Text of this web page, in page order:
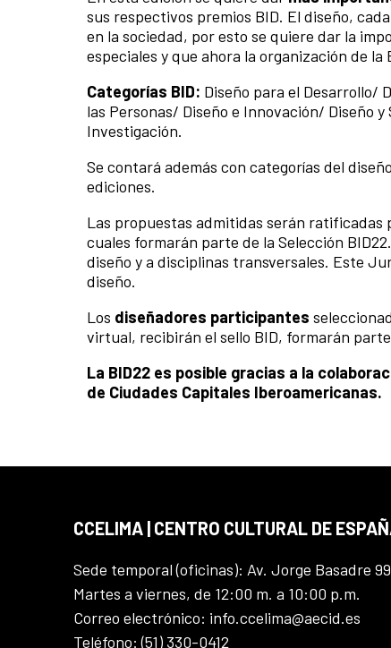
sus respectivos premios BID. El diseño,
en la sociedad, por esto se quiere dar la
especiales y que ahora la organización de
Categorías BID: Diseño para el Desarrollo/
las Personas/ Diseño e Innovación/ Diseño
Investigación.
Se contará además con categorías del
ediciones.
Las propuestas admitidas serán ratificadas
cuales formarán parte de la Selección
diseño y a disciplinas transversales. Este
diseño.
Los diseñadores participantes
virtual, recibirán el sello BID, formarán
La BID22 es posible gracias a la
de Ciudades Capitales Iberoamericanas.
CCELIMA | CENTRO CULTURAL DE
Sede temporal (oficinas): Av. Jorge Basadre
Martes a viernes, de 12:00 m. a 10:00 p.m.
Correo electrónico: info.ccelima@aecid.es
Teléfono: (51) 330-0412